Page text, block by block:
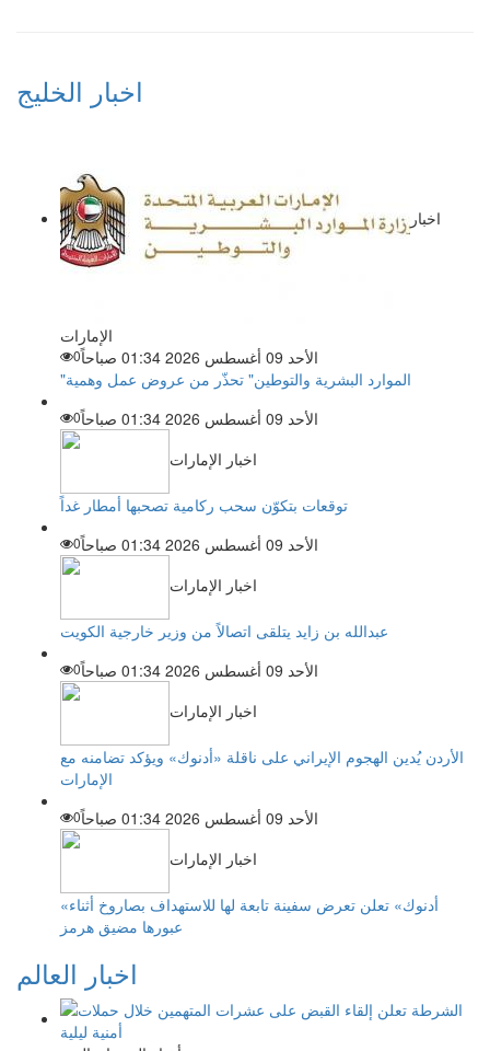
اخبار الخليج
اخبار
الإمارات
الأحد 09 أغسطس 2026 01:34 صباحاً
0
"الموارد البشرية والتوطين" تحذّر من عروض عمل وهمية
الأحد 09 أغسطس 2026 01:34 صباحاً
0
اخبار الإمارات
توقعات بتكوّن سحب ركامية تصحبها أمطار غداً
الأحد 09 أغسطس 2026 01:34 صباحاً
0
اخبار الإمارات
عبدالله بن زايد يتلقى اتصالاً من وزير خارجية الكويت
الأحد 09 أغسطس 2026 01:34 صباحاً
0
اخبار الإمارات
الأردن يُدين الهجوم الإيراني على ناقلة «أدنوك» ويؤكد تضامنه مع
الإمارات
الأحد 09 أغسطس 2026 01:34 صباحاً
0
اخبار الإمارات
«أدنوك» تعلن تعرض سفينة تابعة لها للاستهداف بصاروخ أثناء
عبورها مضيق هرمز
اخبار العالم